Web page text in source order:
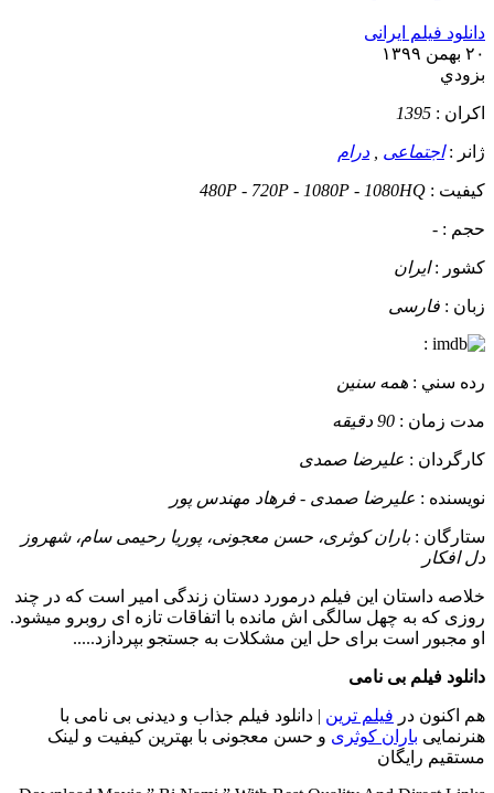
دانلود فیلم ایرانی
۲۰ بهمن ۱۳۹۹
بزودي
اکران : 1395
ژانر :اجتماعی درام
کيفيت : 480P - 720P - 1080P - 1080HQ
حجم : -
کشور :ایران
زبان : فارسی
:
رده سني : همه سنین
مدت زمان : 90 دقیقه
کارگردان : علیرضا صمدی
نويسنده : علیرضا صمدی - فرهاد مهندس پور
ستارگان :باران کوثری، حسن معجونی، پوریا رحیمی سام، شهروز
دل افکار
خلاصه داستان این فیلم درمورد دستان زندگی امیر است که در چند
روزی که به چهل سالگی اش مانده با اتفاقات تازه ای روبرو میشود.
او مجبور است برای حل این مشکلات به جستجو بپردازد.....
دانلود فیلم بی نامی
هم اکنون در فیلم ترین | دانلود فیلم جذاب و دیدنی بی نامی با
هنرنمایی باران کوثری و حسن معجونی با بهترین کیفیت و لینک
مستقیم رایگان